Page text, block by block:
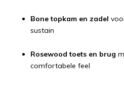
Bone topkam en zadel
sustain
Rosewood toets en brug
comfortabele feel